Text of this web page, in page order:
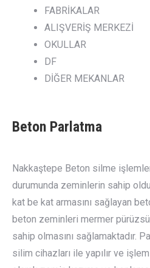
FABRİKALAR
ALIŞVERİŞ MERKEZİ
OKULLAR
DF
DİĞER MEKANLAR
Beton Parlatma
Nakkaştepe Beton silme
durumunda zeminlerin sahip
kat be kat armasını sağlayan
beton zeminleri mermer
sahip olmasını sağlamaktadır.
silim cihazları ile yapılır ve